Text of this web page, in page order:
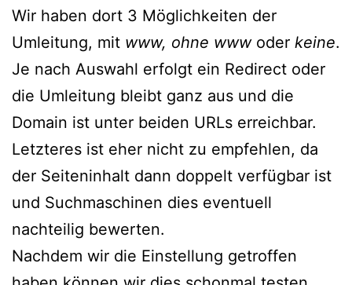
Wir haben dort 3 Möglichkeiten der
Umleitung, mit www, ohne wwwoder keine.
Je nach Auswahl erfolgt ein Redirect oder
die Umleitung bleibt ganz aus und die
Domain ist unter beiden URLs erreichbar.
Letzteres ist eher nicht zu empfehlen, da
der Seiteninhalt dann doppelt verfügbar ist
und Suchmaschinen dies eventuell
nachteilig bewerten.
Nachdem wir die Einstellung getroffen